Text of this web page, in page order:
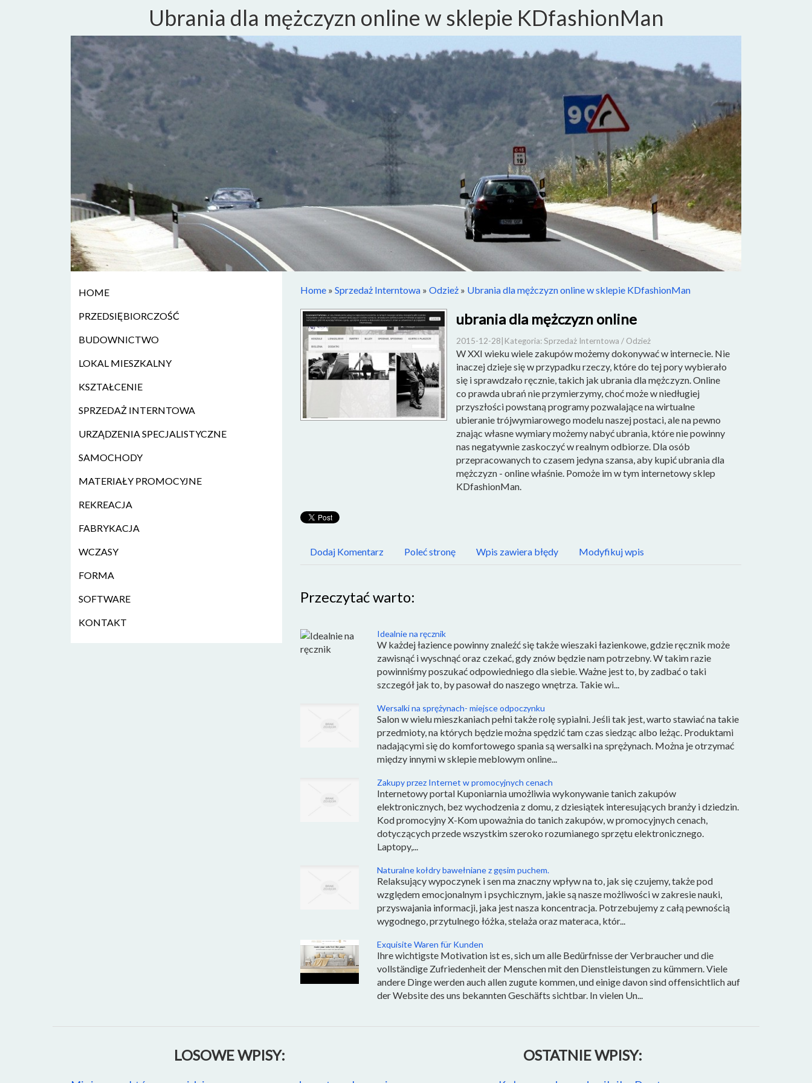
Ubrania dla mężczyzn online w sklepie KDfashionMan
HOME
PRZEDSIĘBIORCZOŚĆ
BUDOWNICTWO
LOKAL MIESZKALNY
KSZTAŁCENIE
SPRZEDAŻ INTERNTOWA
URZĄDZENIA SPECJALISTYCZNE
SAMOCHODY
MATERIAŁY PROMOCYJNE
REKREACJA
FABRYKACJA
WCZASY
FORMA
SOFTWARE
KONTAKT
Home » Sprzedaż Interntowa » Odzież » Ubrania dla mężczyzn online w sklepie KDfashionMan
ubrania dla mężczyzn online
2015-12-28 Kategoria: Sprzedaż Interntowa / Odzież
W XXI wieku wiele zakupów możemy dokonywać w internecie. Nie
inaczej dzieje się w przypadku rzeczy, które do tej pory wybierało
się i sprawdzało ręcznie, takich jak ubrania dla mężczyzn. Online
co prawda ubrań nie przymierzymy, choć może w niedługiej
przyszłości powstaną programy pozwalające na wirtualne
ubieranie trójwymiarowego modelu naszej postaci, ale na pewno
znając własne wymiary możemy nabyć ubrania, które nie powinny
nas negatywnie zaskoczyć w realnym odbiorze. Dla osób
przepracowanych to czasem jedyna szansa, aby kupić ubrania dla
mężczyzn - online właśnie. Pomoże im w tym internetowy sklep
KDfashionMan.
Dodaj Komentarz Poleć stronę Wpis zawiera błędy Modyfikuj wpis
Przeczytać warto:
Idealnie na ręcznik
W każdej łazience powinny znaleźć się także wieszaki łazienkowe, gdzie ręcznik może
zawisnąć i wyschnąć oraz czekać, gdy znów będzie nam potrzebny. W takim razie
powinniśmy poszukać odpowiedniego dla siebie. Ważne jest to, by zadbać o taki
szczegół jak to, by pasował do naszego wnętrza. Takie wi...
Wersalki na sprężynach- miejsce odpoczynku
Salon w wielu mieszkaniach pełni także rolę sypialni. Jeśli tak jest, warto stawiać na takie
przedmioty, na których będzie można spędzić tam czas siedząc albo leżąc. Produktami
nadającymi się do komfortowego spania są wersalki na sprężynach. Można je otrzymać
między innymi w sklepie meblowym online...
Zakupy przez Internet w promocyjnych cenach
Internetowy portal Kuponiarnia umożliwia wykonywanie tanich zakupów
elektronicznych, bez wychodzenia z domu, z dziesiątek interesujących branży i dziedzin.
Kod promocyjny X-Kom upoważnia do tanich zakupów, w promocyjnych cenach,
dotyczących przede wszystkim szeroko rozumianego sprzętu elektronicznego.
Laptopy,...
Naturalne kołdry bawełniane z gęsim puchem.
Relaksujący wypoczynek i sen ma znaczny wpływ na to, jak się czujemy, także pod
względem emocjonalnym i psychicznym, jakie są nasze możliwości w zakresie nauki,
przyswajania informacji, jaka jest nasza koncentracja. Potrzebujemy z całą pewnością
wygodnego, przytulnego łóżka, stelaża oraz materaca, któr...
Exquisite Waren für Kunden
Ihre wichtigste Motivation ist es, sich um alle Bedürfnisse der Verbraucher und die
vollständige Zufriedenheit der Menschen mit den Dienstleistungen zu kümmern. Viele
andere Dinge werden auch allen zugute kommen, und einige davon sind offensichtlich auf
der Website des uns bekannten Geschäfts sichtbar. In vielen Un...
LOSOWE WPISY: OSTATNIE WPISY: